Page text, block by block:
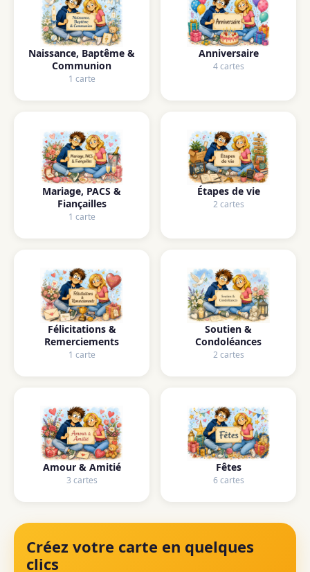
Naissance, Baptême &
Communion
1 carte
Anniversaire
4 cartes
Mariage, PACS &
Fiançailles
1 carte
Étapes de vie
2 cartes
Félicitations &
Remerciements
1 carte
Soutien &
Condoléances
2 cartes
Amour & Amitié
3 cartes
Fêtes
6 cartes
Créez votre carte en quelques
clics